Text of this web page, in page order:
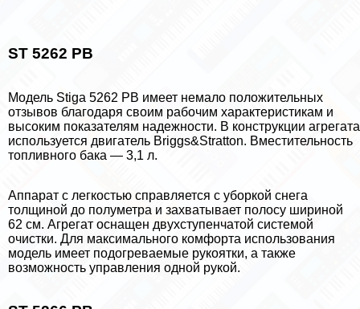
ST 5262 PB
Модель Stiga 5262 PB имеет немало положительных
отзывов благодаря своим рабочим хаpaктеристикам и
высоким показателям надежности. В конструкции агрегата
используется двигатель Briggs&Stratton. Вместительность
топливного бака — 3,1 л.
Аппарат с легкостью справляется с уборкой снега
толщиной до полуметра и захватывает полосу шириной
62 см. Агрегат оснащен двухступенчатой системой
очистки. Для максимального комфорта использования
модель имеет подогреваемые рукоятки, а также
возможность управления одной рукой.